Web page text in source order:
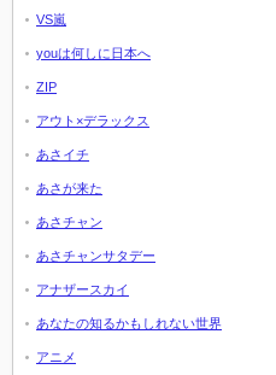
VS嵐
youは何しに日本へ
ZIP
アウト×デラックス
あさイチ
あさが来た
あさチャン
あさチャンサタデー
アナザースカイ
あなたの知るかもしれない世界
アニメ